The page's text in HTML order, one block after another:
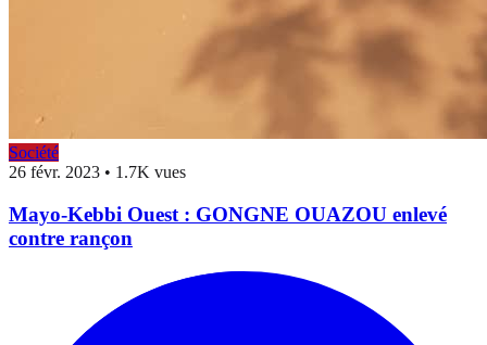
Société
26 févr. 2023 • 1.7K vues
Mayo-Kebbi Ouest : GONGNE OUAZOU enlevé
contre rançon